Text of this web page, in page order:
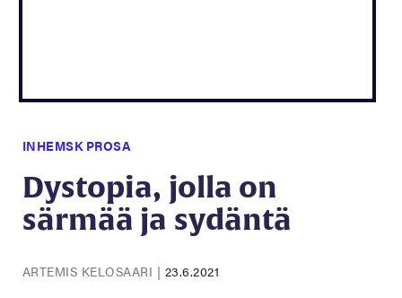
INHEMSK PROSA
Dystopia, jolla on
särmää ja sydäntä
ARTEMIS KELOSAARI | 23.6.2021